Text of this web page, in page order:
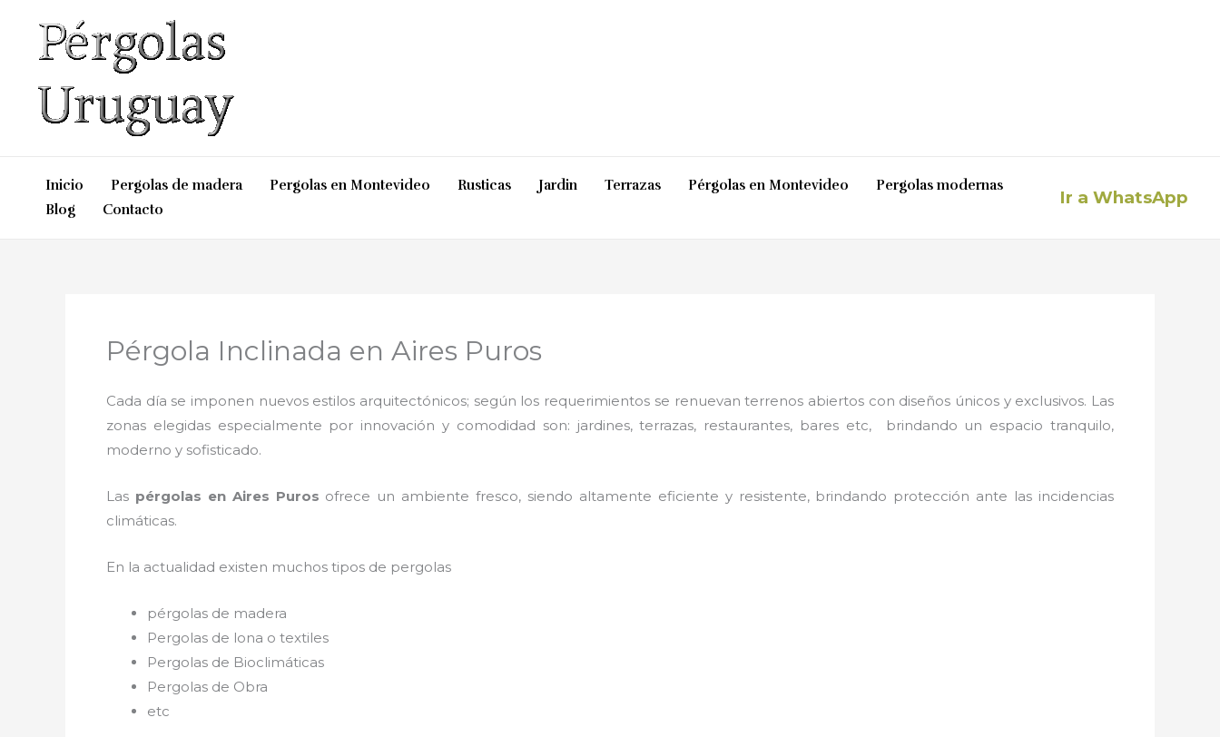
contenido
Inicio Pergolas de madera Pergolas en Montevideo Rusticas Jardin Terrazas Pérgolas en Montevideo
Pergolas modernas
Blog
Contacto
Ir a WhatsApp
Pérgola Inclinada en Aires Puros
Cada día se imponen nuevos estilos arquitectónicos; según los requerimientos se renuevan terrenos abiertos con diseños únicos y exclusivos. Las
zonas elegidas especialmente por innovación y comodidad son: jardines, terrazas, restaurantes, bares etc, brindando un espacio tranquilo,
moderno y sofisticado.
Las pérgolas en Aires Puros ofrece un ambiente fresco, siendo altamente eficiente y resistente, brindando protección ante las incidencias
climáticas.
En la actualidad existen muchos tipos de pergolas
pérgolas de madera
Pergolas de lona o textiles
Pergolas de Bioclimáticas
Pergolas de Obra
etc